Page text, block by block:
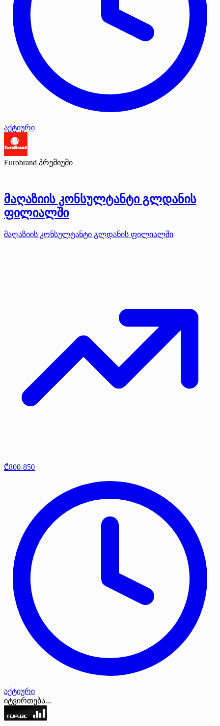
აქტიური
Eurobrand პრემიუმი
მაღაზიის კონსულტანტი გლდანის
ფილიალში
მაღაზიის კონსულტანტი გლდანის ფილიალში
₾800-850
აქტიური
იტვირთება...